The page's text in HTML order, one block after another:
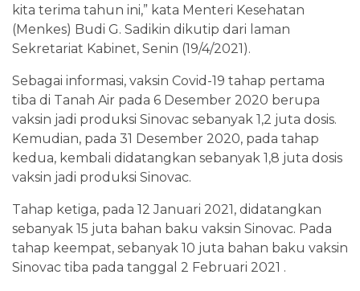
kita terima tahun ini,” kata Menteri Kesehatan
(Menkes) Budi G. Sadikin dikutip dari laman
Sekretariat Kabinet, Senin (19/4/2021).
Sebagai informasi, vaksin Covid-19 tahap pertama
tiba di Tanah Air pada 6 Desember 2020 berupa
vaksin jadi produksi Sinovac sebanyak 1,2 juta dosis.
Kemudian, pada 31 Desember 2020, pada tahap
kedua, kembali didatangkan sebanyak 1,8 juta dosis
vaksin jadi produksi Sinovac.
Tahap ketiga, pada 12 Januari 2021, didatangkan
sebanyak 15 juta bahan baku vaksin Sinovac. Pada
tahap keempat, sebanyak 10 juta bahan baku vaksin
Sinovac tiba pada tanggal 2 Februari 2021 .